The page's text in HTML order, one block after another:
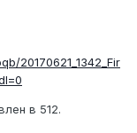
20170621_1342_Fir
в 512.